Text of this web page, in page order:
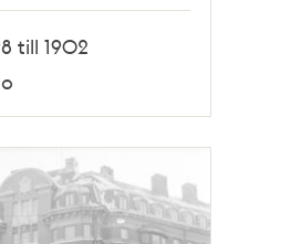
till 1902